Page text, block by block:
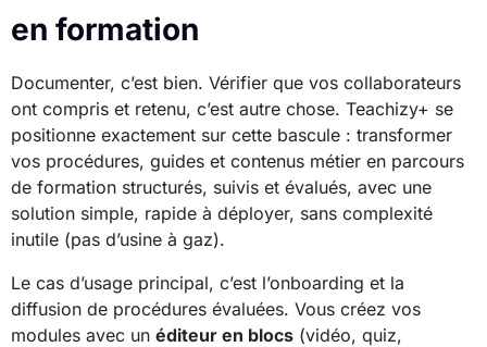
en formation
Documenter, c’est bien. Vérifier que vos collaborateurs
ont compris et retenu, c’est autre chose. Teachizy+ se
positionne exactement sur cette bascule : transformer
vos procédures, guides et contenus métier en parcours
de formation structurés, suivis et évalués, avec une
solution simple, rapide à déployer, sans complexité
inutile (pas d’usine à gaz).
Le cas d’usage principal, c’est l’onboarding et la
diffusion de procédures évaluées. Vous créez vos
modules avec un éditeur en blocs (vidéo, quiz,